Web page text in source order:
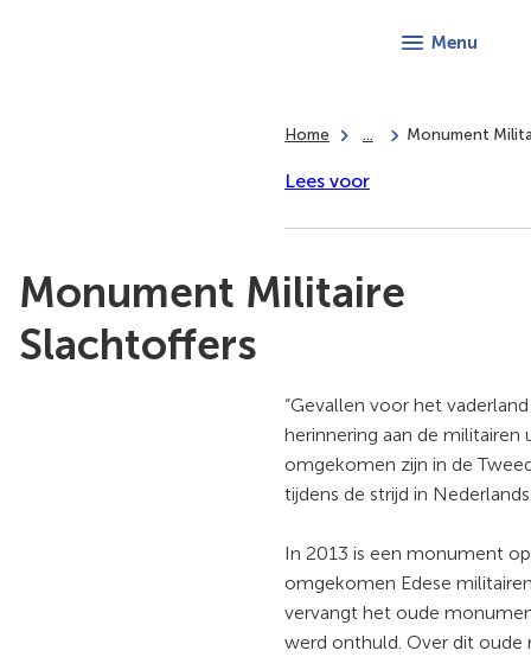
Menu
Home ... Monument
Lees voor
Monument Militaire
Slachtoffers
“Gevallen voor het
herinnering aan de
omgekomen zijn in de
tijdens de strijd in
In 2013 is een monument
omgekomen Edese
vervangt het oude
werd onthuld. Over dit